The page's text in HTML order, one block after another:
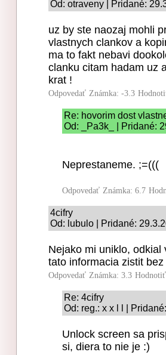
Od: otraveny | Pridané:
uz by ste naozaj mohli
vlastnych clankov a
ma to fakt nebavi
clanku citam hadam uz
krat !
Odpovedať Známka: -3.3
Re: hovorim dost
Od: _Pa3k_ | Pridané:
Neprestaneme. ;=(((
Odpovedať Známka: 6.7
4cifry
Od: lubulo | Pridané:
Nejako mi uniklo, odkial
tato informacia zistit
Odpovedať Známka: 3.3
Re: 4cifry
Od: reg.: x x l l |
Unlock screen sa
si, diera to nie je :)